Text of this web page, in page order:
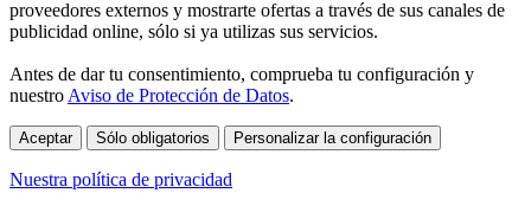
proveedores externos y mostrarte ofertas a través de sus canales de
publicidad online, sólo si ya utilizas sus servicios.
Antes de dar tu consentimiento, comprueba tu configuración y
nuestro Aviso de Protección de Datos.
Aceptar Sólo obligatorios Personalizar la configuración
Nuestra política de privacidad